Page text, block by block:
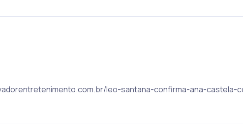
leo-santana-confirma-ana-castela-